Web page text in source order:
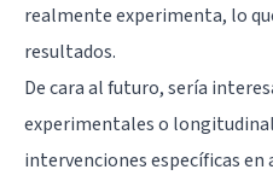
realmente experimenta, lo
resultados.
De cara al futuro, sería
experimentales o
intervenciones específicas en